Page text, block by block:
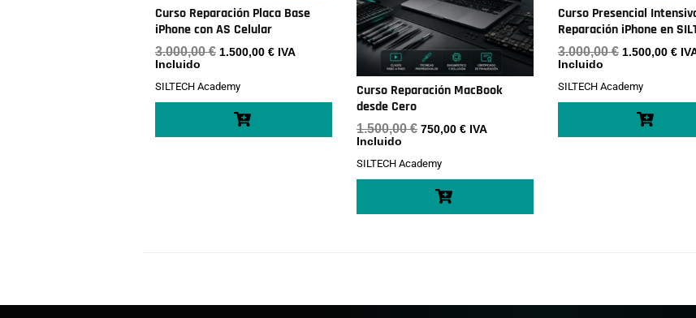
Curso Reparación Placa Base
iPhone con AS Celular
3.000,00€ El
era:
1.500,00 €ElIVA
Incluido
SILTECH Academy
Curso Reparación MacBook
desde Cero
1.500,00€ El
era:
750,00 €ElIVA
Incluido
SILTECH Academy
Curso Presencial
Reparación iPhone en
3.000,00€ El
era:
1.500,00 €El
Incluido
SILTECH Academy